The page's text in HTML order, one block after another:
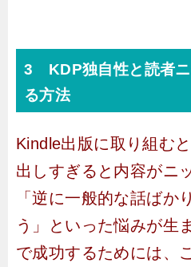
3 KDP独自性と読者ニ
る方法
Kindle出版に取り組む
出しすぎると内容がニ
「逆に一般的な話ばか
う」といった悩みが生
で成功するためには、